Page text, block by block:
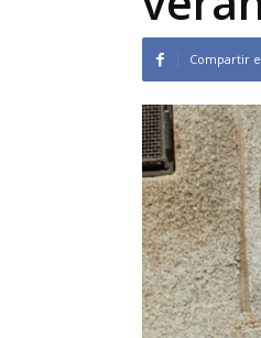
Compartir